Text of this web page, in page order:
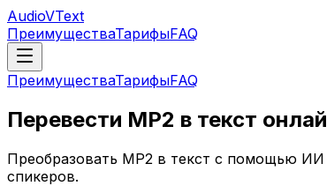
AudioVText
ПреимуществаТарифыFAQ
ПреимуществаТарифыFAQ
Перевести MP2 в текст
Преобразовать MP2 в текст с помощью
спикеров.